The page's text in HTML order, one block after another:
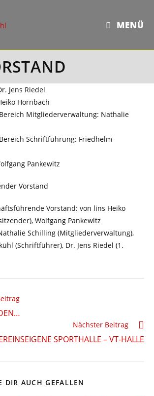
MENÜ
Jens Riedel
Hornbach
Mitgliederverwaltung: Nathalie
Schriftführung: Friedhelm
Pankewitz
Vorstand: von lins Heiko
Wolfgang Pankewitz
Schilling (Mitgliederverwaltung),
(Schriftführer), Dr. Jens Riedel (1.
Nächster Beitrag
SPORTHALLE – VT-HALLE
DIR AUCH GEFALLEN